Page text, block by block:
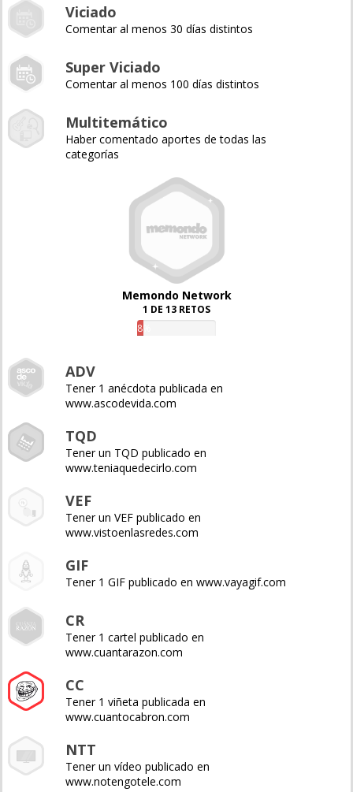
Viciado
Comentar al menos 30 días distintos
Super Viciado
Comentar al menos 100 días distintos
Multitemático
Haber comentado aportes de todas las
categorías
Memondo Network
1 DE 13 RETOS
8%
ADV
Tener 1 anécdota publicada en
www.ascodevida.com
TQD
Tener un TQD publicado en
www.teniaquedecirlo.com
VEF
Tener un VEF publicado en
www.vistoenlasredes.com
GIF
Tener 1 GIF publicado en www.vayagif.com
CR
Tener 1 cartel publicado en
www.cuantarazon.com
CC
Tener 1 viñeta publicada en
www.cuantocabron.com
NTT
Tener un vídeo publicado en
www.notengotele.com